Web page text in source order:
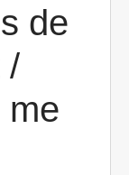
de
/
me